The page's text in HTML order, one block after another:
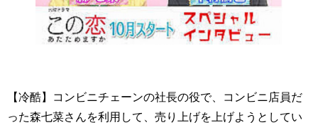
【冷酷】コンビニチェーンの社長の役で、コンビニ店員だ
った森七菜さんを利用して、売り上げを上げようとしてい